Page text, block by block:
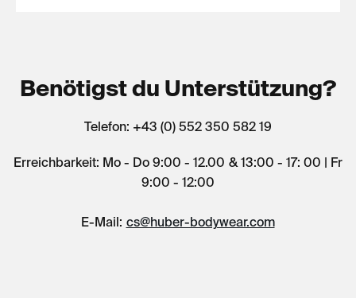
Benötigst du Unterstützung?
Telefon: +43 (0) 552 350 582 19
Erreichbarkeit: Mo - Do 9:00 - 12.00 & 13:00 - 17: 00 | Fr
9:00 - 12:00
E-Mail: cs@huber-bodywear.com